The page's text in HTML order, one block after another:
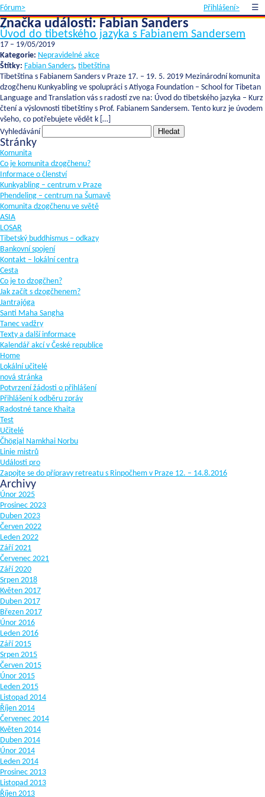
Fórum> Přihlášení> ☰
Značka události: Fabian Sanders
Úvod do tibetského jazyka s Fabianem Sandersem
17 – 19/05/2019
Kategorie: Nepravidelné akce
Štítky: Fabian Sanders, tibetština
Tibetština s Fabianem Sanders v Praze 17. – 19. 5. 2019 Mezinárodní komunita
dzogčhenu Kunkyabling ve spolupráci s Atiyoga Foundation – School for Tibetan
Language and Translation vás s radostí zve na: Úvod do tibetského jazyka – Kurz
čtení a výslovnosti tibetštiny s Prof. Fabianem Sandersem. Tento kurz je úvodem
všeho, co potřebujete vědět k […]
Vyhledávání
Stránky
Komunita
Co je komunita dzogčhenu?
Informace o členství
Kunkyabling – centrum v Praze
Phendeling – centrum na Šumavě
Komunita dzogčhenu ve světě
ASIA
LOSAR
Tibetský buddhismus – odkazy
Bankovní spojení
Kontakt – lokální centra
Cesta
Co je to dzogčhen?
Jak začít s dzogčhenem?
Jantrajóga
Santi Maha Sangha
Tanec vadžry
Texty a další informace
Kalendář akcí v České republice
Home
Lokální učitelé
nová stránka
Potvrzení žádosti o přihlášení
Přihlášení k odběru zpráv
Radostné tance Khaita
Test
Učitelé
Čhögjal Namkhai Norbu
Linie mistrů
Události pro
Zapojte se do přípravy retreatu s Rinpočhem v Praze 12. – 14.8.2016
Archivy
Únor 2025
Prosinec 2023
Duben 2023
Červen 2022
Leden 2022
Září 2021
Červenec 2021
Září 2020
Srpen 2018
Květen 2017
Duben 2017
Březen 2017
Únor 2016
Leden 2016
Září 2015
Srpen 2015
Červen 2015
Únor 2015
Leden 2015
Listopad 2014
Říjen 2014
Červenec 2014
Květen 2014
Duben 2014
Únor 2014
Leden 2014
Prosinec 2013
Listopad 2013
Říjen 2013